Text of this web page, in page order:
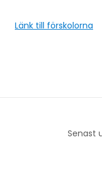
Länk till förskolorna
Senast